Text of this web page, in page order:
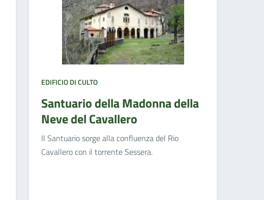
EDIFICIO DI CULTO
Santuario della Madonna della
Neve del Cavallero
Il Santuario sorge alla confluenza del Rio
Cavallero con il torrente Sessera.